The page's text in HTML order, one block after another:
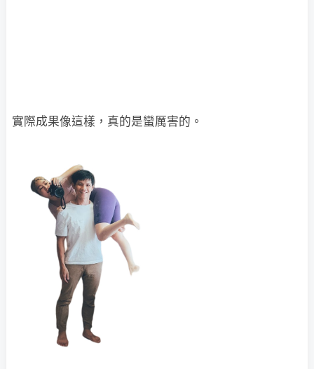
實際成果像這樣，真的是蠻厲害的。